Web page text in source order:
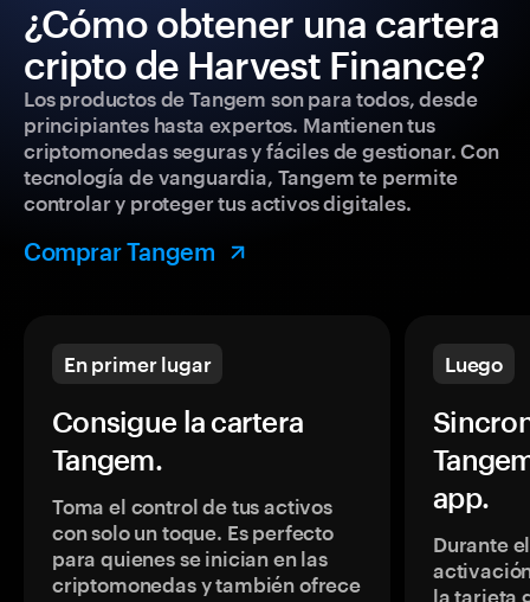
¿Cómo obtener una cartera
cripto de Harvest Finance?
Los productos de Tangem son para todos, desde
principiantes hasta expertos. Mantienen tus
criptomonedas seguras y fáciles de gestionar. Con
tecnología de vanguardia, Tangem te permite
controlar y proteger tus activos digitales.
Comprar Tangem
En primer lugar
Consigue la cartera
Tangem.
Toma el control de tus activos
con solo un toque. Es perfecto
para quienes se inician en las
criptomonedas y también ofrece
Luego
app.
Durante
la tarjeta